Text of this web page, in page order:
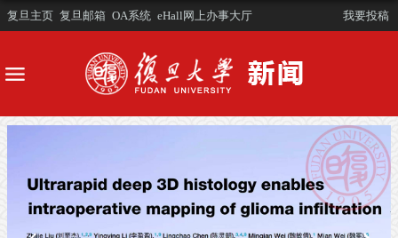
复旦主页 复旦邮箱 OA系统 eHall网上办事大厅 我要投稿